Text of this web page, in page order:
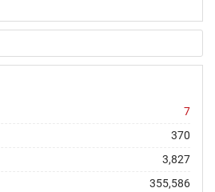
7
370
3,827
355,586